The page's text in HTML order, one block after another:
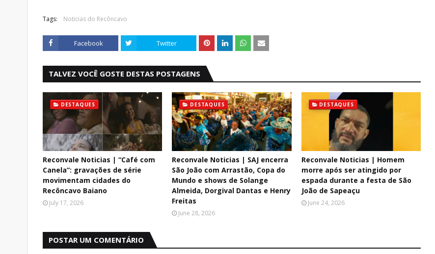
Tags: Noticias do Recôncavo
Facebook Twitter
TALVEZ VOCÊ GOSTE DESTAS POSTAGENS
DESTAQUES
Reconvale Noticias | “Café com
Canela”: gravações de série
movimentam cidades do
Recôncavo Baiano
July 17, 2026
DESTAQUES
Reconvale Noticias | SAJ encerra
São João com Arrastão, Copa do
Mundo e shows de Solange
Almeida, Dorgival Dantas e Henry
Freitas
June 28, 2026
DESTAQUES
Reconvale Noticias | Homem
morre após ser atingido por
espada durante a festa de São
João de Sapeaçu
June 24, 2026
POSTAR UM COMENTÁRIO